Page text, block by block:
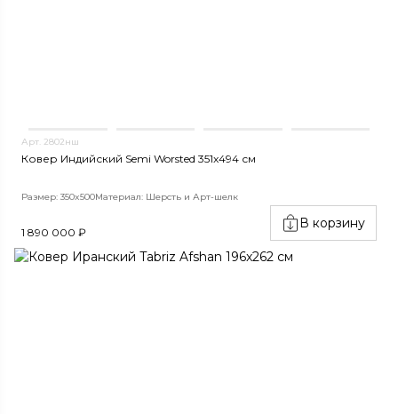
Арт. 2802нш
Ковер Индийский Semi Worsted 351x494 см
Размер: 350x500Материал: Шерсть и Арт-шелк
1 890 000 ₽
В корзину